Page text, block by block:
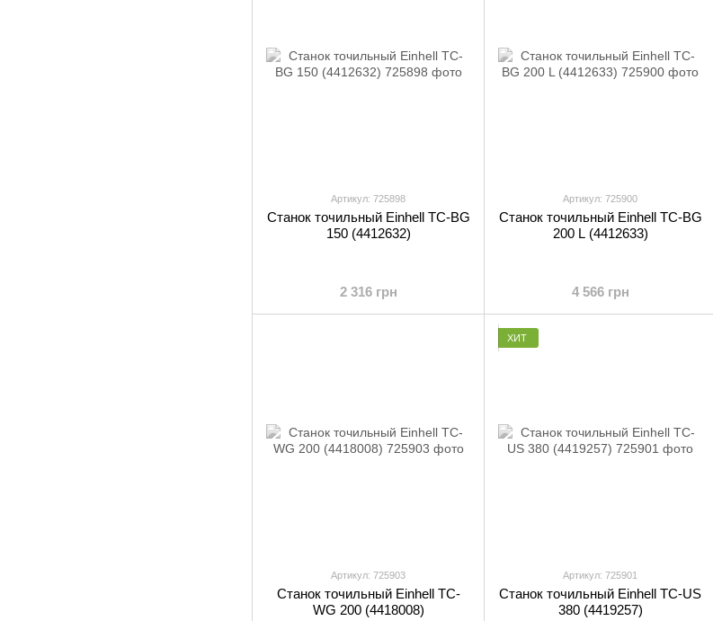
Артикул: 725898
Станок точильный Einhell TC-BG
150 (4412632)
2 316 грн
Артикул: 725900
Станок точильный Einhell TC-BG
200 L (4412633)
4 566 грн
Артикул: 725903
Станок точильный Einhell TC-
WG 200 (4418008)
ХИТ
Артикул: 725901
Станок точильный Einhell TC-US
380 (4419257)